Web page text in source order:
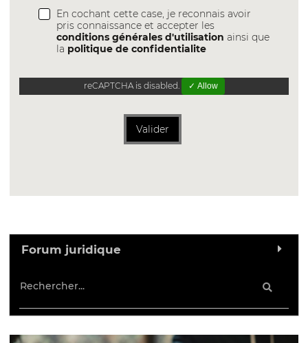
En cochant cette case, je reconnais avoir
pris connaissance et accepter les
conditions générales d'utilisation ainsi que
la politique de confidentialite
reCAPTCHA is disabled. ✓ Allow
Valider
Forum juridique